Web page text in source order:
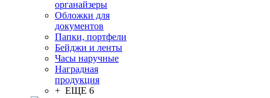
органайзеры
Обложки для
документов
Папки, портфели
Бейджи и ленты
Часы наручные
Наградная
продукция
+ ЕЩЕ 6